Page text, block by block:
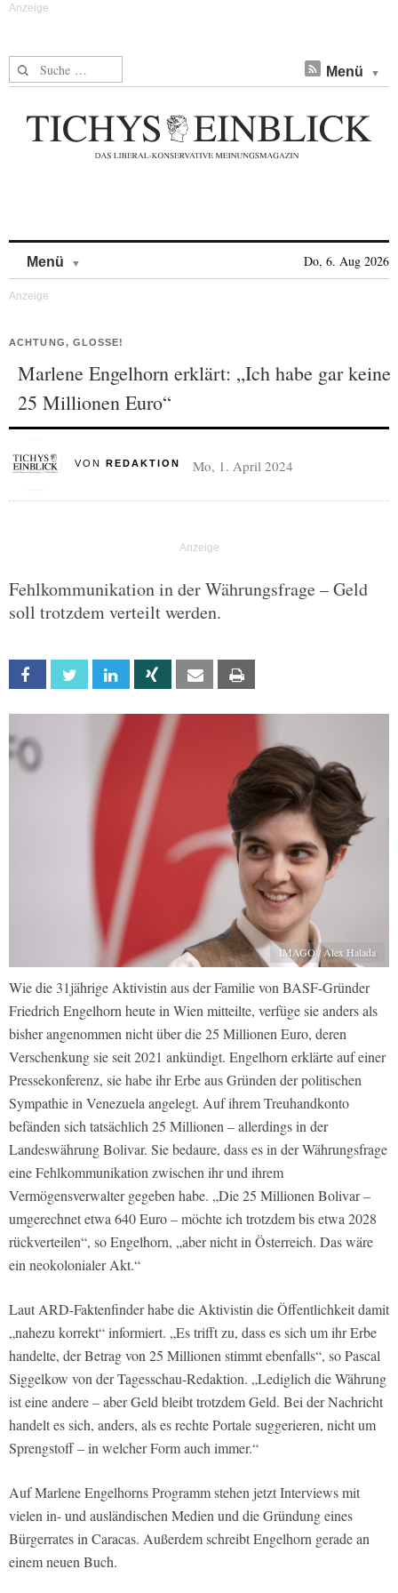
Suche nach: Menü
Menü Do, 6. Aug 2026
ACHTUNG, GLOSSE!
Marlene Engelhorn erklärt: „Ich habe gar keine
25 Millionen Euro“
VON REDAKTION Mo, 1. April 2024
Fehlkommunikation in der Währungsfrage – Geld
soll trotzdem verteilt werden.
Facebook Twitter Linkedin Xing Email
IMAGO / Alex Halada
Wie die 31jährige Aktivistin aus der Familie von BASF-Gründer
Friedrich Engelhorn heute in Wien mitteilte, verfüge sie anders als
bisher angenommen nicht über die 25 Millionen Euro, deren
Verschenkung sie seit 2021 ankündigt. Engelhorn erklärte auf einer
Pressekonferenz, sie habe ihr Erbe aus Gründen der politischen
Sympathie in Venezuela angelegt. Auf ihrem Treuhandkonto
befänden sich tatsächlich 25 Millionen – allerdings in der
Landeswährung Bolivar. Sie bedaure, dass es in der Währungsfrage
eine Fehlkommunikation zwischen ihr und ihrem
Vermögensverwalter gegeben habe. „Die 25 Millionen Bolivar –
umgerechnet etwa 640 Euro – möchte ich trotzdem bis etwa 2028
rückverteilen“, so Engelhorn, „aber nicht in Österreich. Das wäre
ein neokolonialer Akt.“
Laut ARD-Faktenfinder habe die Aktivistin die Öffentlichkeit damit
„nahezu korrekt“ informiert. „Es trifft zu, dass es sich um ihr Erbe
handelte, der Betrag von 25 Millionen stimmt ebenfalls“, so Pascal
Siggelkow von der Tagesschau-Redaktion. „Lediglich die Währung
ist eine andere – aber Geld bleibt trotzdem Geld. Bei der Nachricht
handelt es sich, anders, als es rechte Portale suggerieren, nicht um
Sprengstoff – in welcher Form auch immer.“
Auf Marlene Engelhorns Programm stehen jetzt Interviews mit
vielen in- und ausländischen Medien und die Gründung eines
Bürgerrates in Caracas. Außerdem schreibt Engelhorn gerade an
einem neuen Buch.